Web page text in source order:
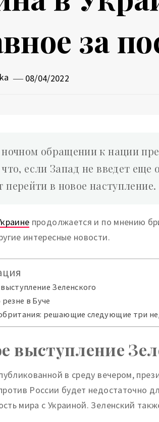
за
08/04/2022
ночном обращении к нации
что, если Запад не введет
перейти в новое наступление.
продолжается и по мнению
интересные новости.
Зеленского
в Буче
решающие следующие три
выступление
в среду вечером,
России будет недостаточно
мира с Украиной. Зеленский